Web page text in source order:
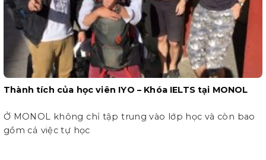
Thành tích của học viên IYO – Khóa IELTS tại MONOL
Ở MONOL không chỉ tập trung vào lớp học và còn bao
gồm cả việc tự học